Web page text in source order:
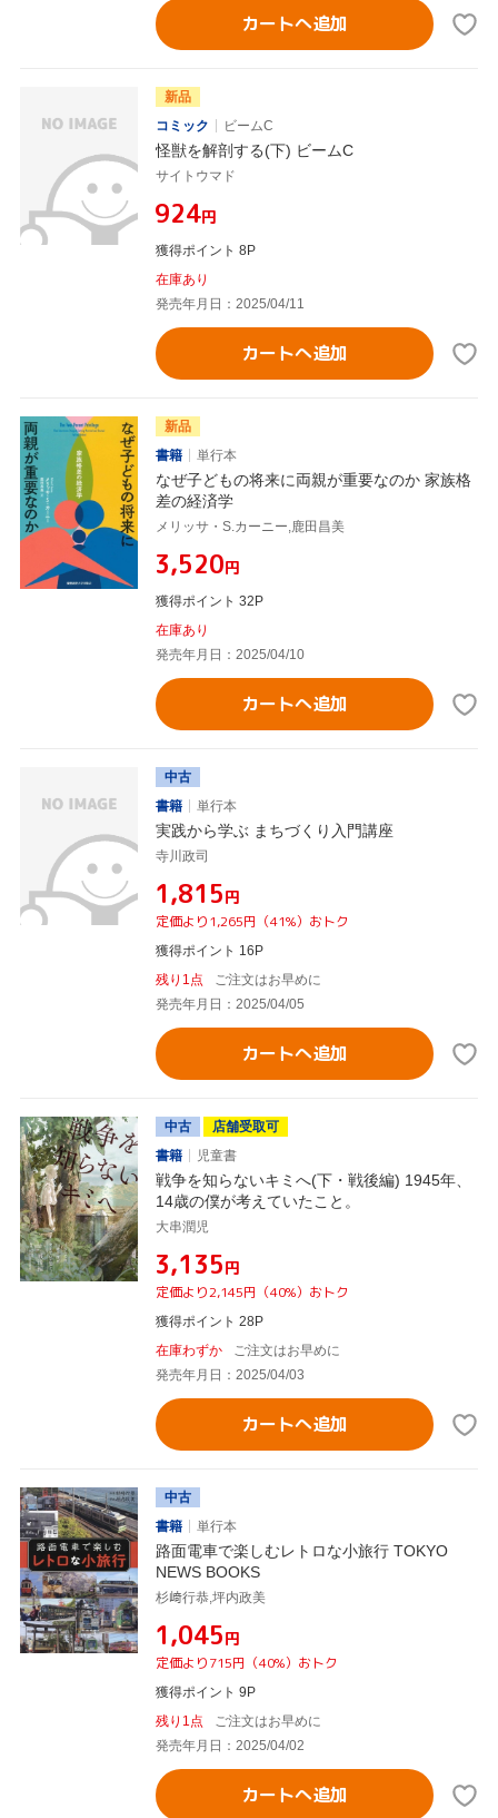
カートへ追加
新品
コミック
ビームC
怪獣を解剖する(下) ビームC
サイトウマド
¥924円
獲得ポイント 8P
在庫あり
発売年月日：2025/04/11
カートへ追加
新品
書籍
単行本
なぜ子どもの将来に両親が重要なのか 家族格
差の経済学
メリッサ・S.カーニー,鹿田昌美
¥3,520円
獲得ポイント 32P
在庫あり
発売年月日：2025/04/10
カートへ追加
中古
書籍
単行本
実践から学ぶ まちづくり入門講座
寺川政司
¥1,815円
定価より1,265円（41%）おトク
獲得ポイント 16P
残り1点
ご注文はお早めに
発売年月日：2025/04/05
カートへ追加
中古
店舗受取可
書籍
児童書
戦争を知らないキミへ(下・戦後編) 1945年、
14歳の僕が考えていたこと。
大串潤児
¥3,135円
定価より2,145円（40%）おトク
獲得ポイント 28P
在庫わずか
ご注文はお早めに
発売年月日：2025/04/03
カートへ追加
中古
書籍
単行本
路面電車で楽しむレトロな小旅行 TOKYO
NEWS BOOKS
杉﨑行恭,坪内政美
¥1,045円
定価より715円（40%）おトク
獲得ポイント 9P
残り1点
ご注文はお早めに
発売年月日：2025/04/02
カートへ追加